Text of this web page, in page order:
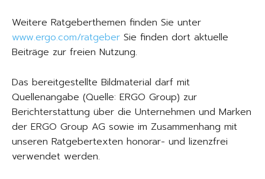
Weitere Ratgeberthemen finden Sie unter
www.ergo.com/ratgeber Sie finden dort aktuelle
Beiträge zur freien Nutzung.
Das bereitgestellte Bildmaterial darf mit
Quellenangabe (Quelle: ERGO Group) zur
Berichterstattung über die Unternehmen und Marken
der ERGO Group AG sowie im Zusammenhang mit
unseren Ratgebertexten honorar- und lizenzfrei
verwendet werden.